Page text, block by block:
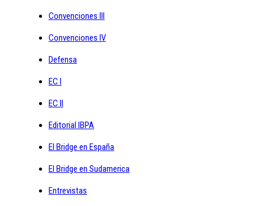
Convenciones III
Convenciones IV
Defensa
EC I
EC II
Editorial IBPA
El Bridge en España
El Bridge en Sudamerica
Entrevistas